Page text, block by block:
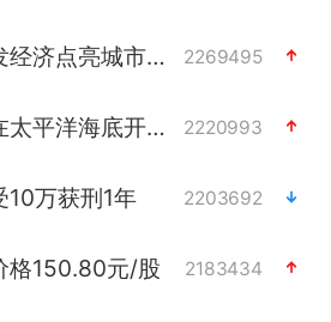
以“新”破局 首发经济点亮城市消费活力 2269495
中方回应是否在太平洋海底开采稀土 2220993
10万获刑1年 2203692
格150.80元/股 2183434